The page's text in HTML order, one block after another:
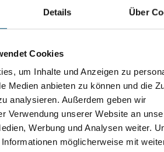
Details Über
Cookies
um Inhalte und Anzeigen zu
Medien anbieten zu können und die
analysieren. Außerdem geben wir
Verwendung unserer Website an
Werbung und Analysen weiter.
möglicherweise mit
kompakte Abmessungen für eine
z.B. in engen Innenstadtbereichen.
in der 6 t Klasse – die Citymaster
bietet Ihnen ein Höchstmaß an